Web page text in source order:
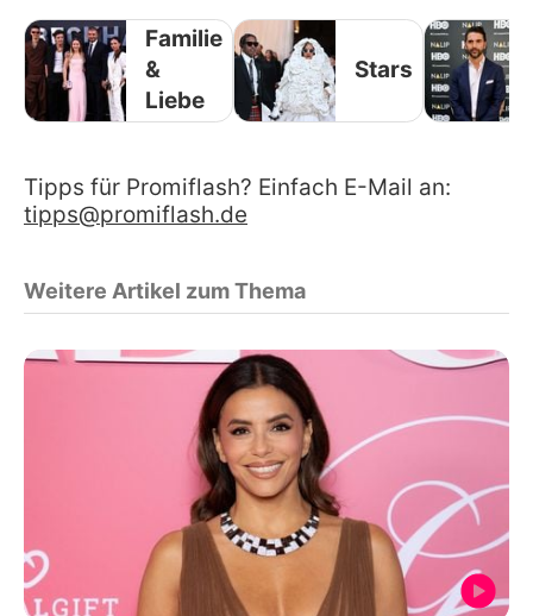
Familie
&
Liebe
Stars
Tipps für Promiflash? Einfach E-Mail an:
tipps@promiflash.de
Weitere Artikel zum Thema